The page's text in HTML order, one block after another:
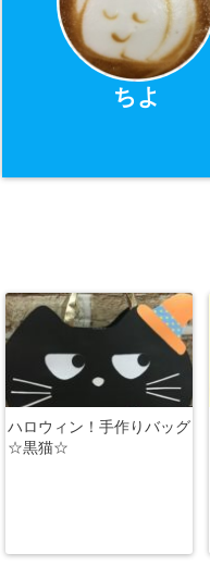
ちよ
ハロウィン！手作りバッグ
☆黒猫☆